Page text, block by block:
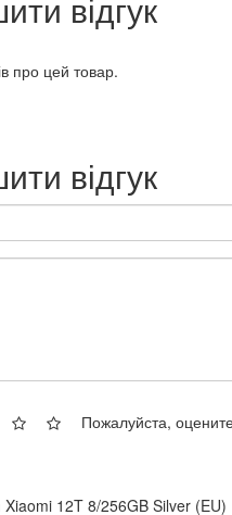
про цей товар.
відгук
Пожалуйста,